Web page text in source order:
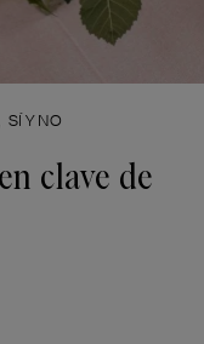
SÍ Y NO
clave de